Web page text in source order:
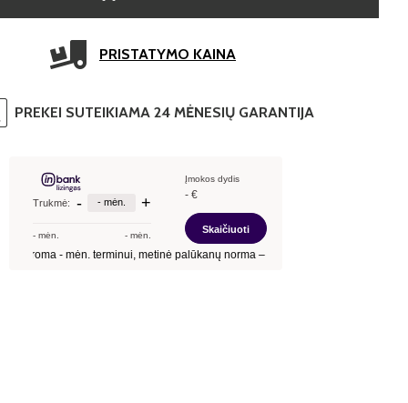
PRISTATYMO KAINA
PREKEI SUTEIKIAMA 24 MĖNESIŲ GARANTIJA